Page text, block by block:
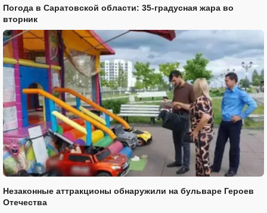
Погода в Саратовской области: 35-градусная жара во
вторник
Незаконные аттракционы обнаружили на бульваре Героев
Отечества